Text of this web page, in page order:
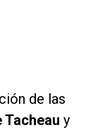
de las
Tacheau y